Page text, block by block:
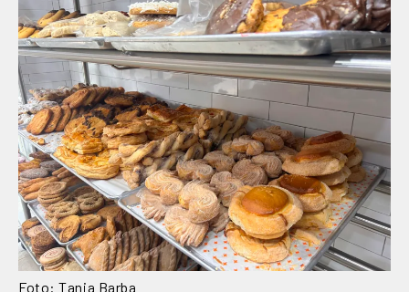
Foto: Tania Barba